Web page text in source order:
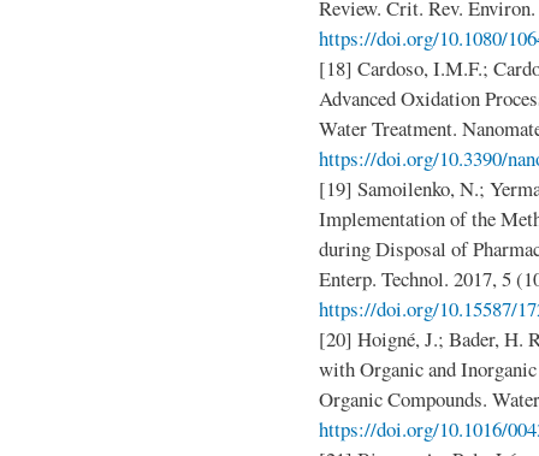
Review. Crit. Rev.
https://doi.org/10.1080/
[18] Cardoso, I.M.F.;
Advanced Oxidation
Water Treatment.
https://doi.org/10.3390/
[19] Samoilenko, N.;
Implementation of the
during Disposal of
Enterp. Technol. 2017, 5
https://doi.org/10.15587/
[20] Hoigné, J.; Bader, H.
with Organic and
Organic Compounds.
https://doi.org/10.1016/